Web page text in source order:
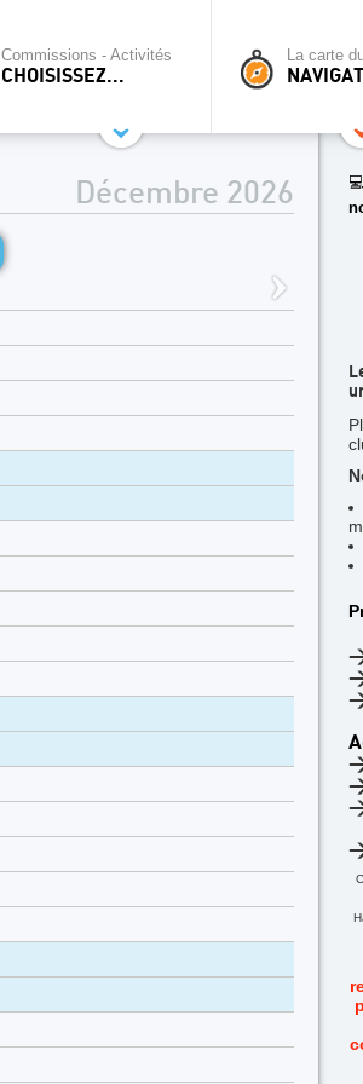
Commissions - Activités
CHOISISSEZ...
La carte
Décembre 2026